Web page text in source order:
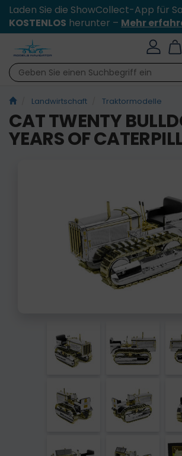
Laden Sie die ShowCollect-App für
KOSTENLOS herunter – Mehr
Landwirtschaft Traktormodelle
CAT TWENTY
YEARS OF